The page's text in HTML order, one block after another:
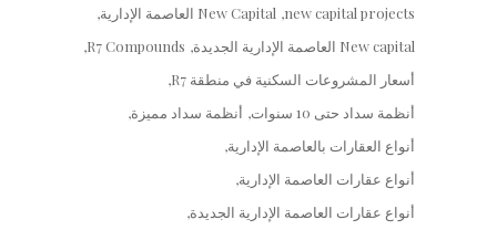
new capital projects New Capital العاصمة الإدارية
New capital العاصمة الإدارية الجديدة
R7 Compounds
أسعار المشروعات السكنية في منطقة R7
أنظمة سداد حتى 10 سنوات
أنظمة سداد مميزة
أنواع العقارات بالعاصمة الإدارية
أنواع عقارات العاصمة الإدارية
أنواع عقارات العاصمة الإدارية الجديدة